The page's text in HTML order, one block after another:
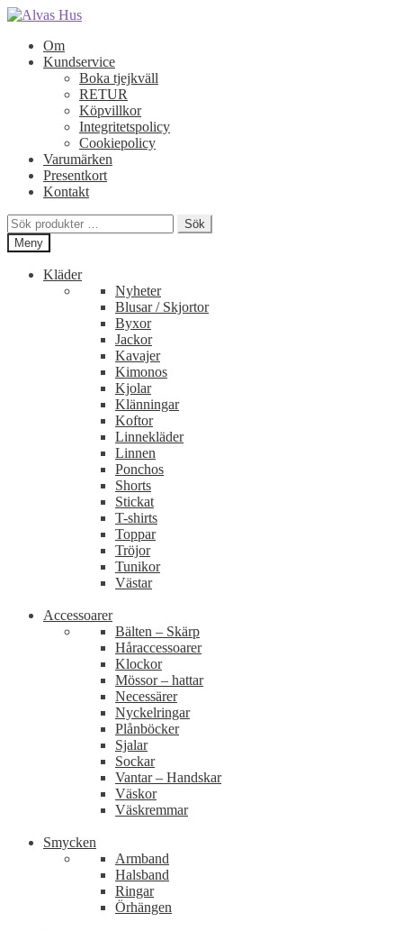
Hoppa
navigering
Hoppa
innehållOm
Kundservice
Boka tjejkväll
RETUR
Köpvillkor
Integritetspolicy
Cookiepolicy
Varumärken
Presentkort
Kontakt
Sök
efter:
Sök
Meny
Kläder
Nyheter
Blusar / Skjortor
Byxor
Jackor
Kavajer
Kimonos
Kjolar
Klänningar
Koftor
Linnekläder
Linnen
Ponchos
Shorts
Stickat
T-shirts
Toppar
Tröjor
Tunikor
Västar
Accessoarer
Bälten – Skärp
Håraccessoarer
Klockor
Mössor – hattar
Necessärer
Nyckelringar
Plånböcker
Sjalar
Sockar
Vantar – Handskar
Väskor
Väskremmar
Smycken
Armband
Halsband
Ringar
Örhängen